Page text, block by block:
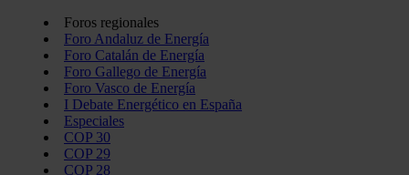
Foros regionales
Foro Andaluz de Energía
Foro Catalán de Energía
Foro Gallego de Energía
Foro Vasco de Energía
I Debate Energético en España
Especiales
COP 30
COP 29
COP 28